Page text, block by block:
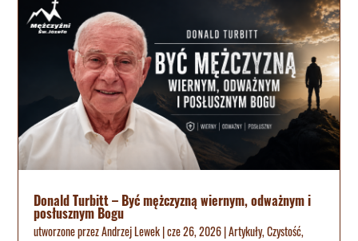
Donald Turbitt – Być mężczyzną wiernym, odważnym i
posłusznym Bogu
utworzone przezAndrzej Lewek|cze 26, 2026|Artykuły,Czystość,